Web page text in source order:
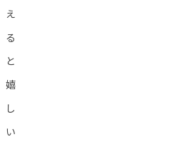
え
る
と
嬉
し
い